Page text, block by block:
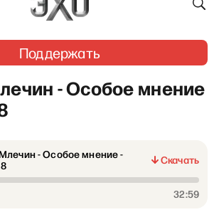
Поддержать
- Особое мнение
- Особое мнение -
Скачать
32:59